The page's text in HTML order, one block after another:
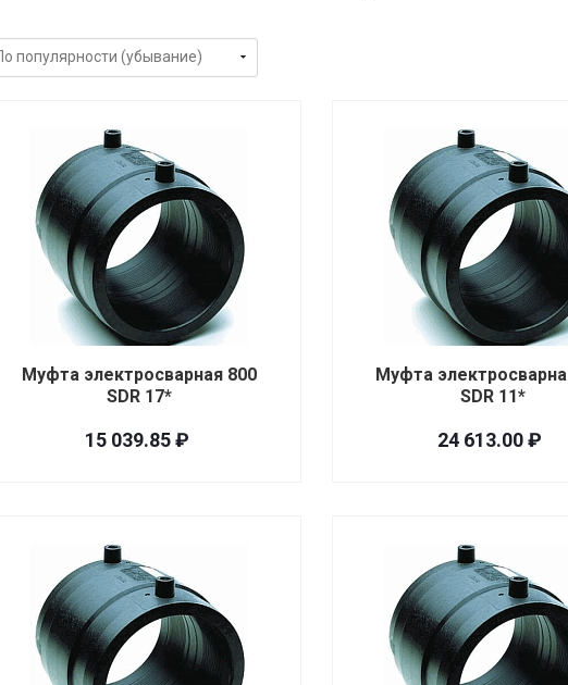
Муфта электросварная 800
SDR 17*
15 039.85 ₽
Муфта
SDR 11*
24 613.00 ₽